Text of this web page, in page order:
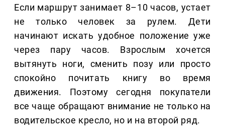
Если маршрут занимает 8–10 часов, устает
не только человек за рулем. Дети
начинают искать удобное положение уже
через пару часов. Взрослым хочется
вытянуть ноги, сменить позу или просто
спокойно почитать книгу во время
движения. Поэтому сегодня покупатели
все чаще обращают внимание не только на
водительское кресло, но и на второй ряд.